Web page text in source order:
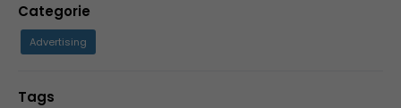
Categorie
Advertising
Tags